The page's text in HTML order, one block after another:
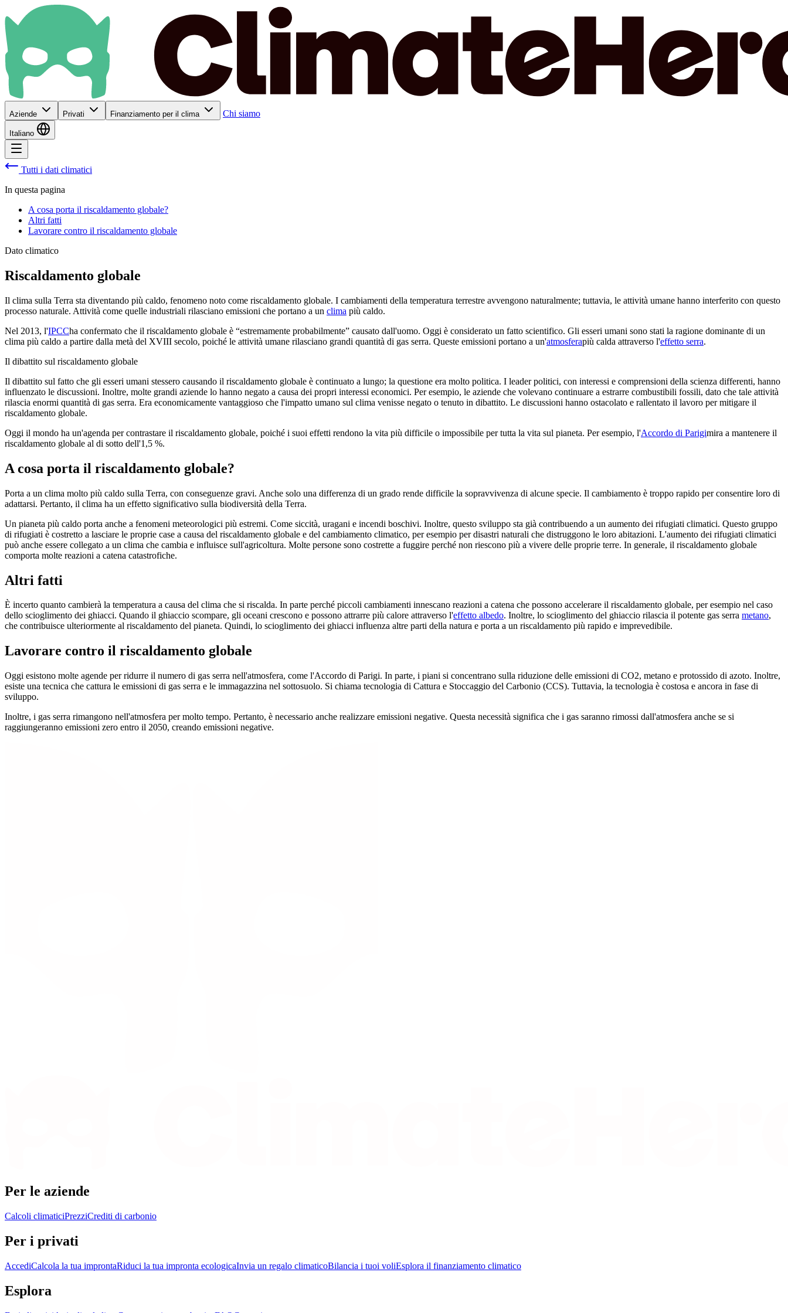
Aziende Privati Finanziamento per il clima Chi siamo
Italiano
Tutti i dati climatici
In questa pagina
A cosa porta il riscaldamento globale?
Altri fatti
Lavorare contro il riscaldamento globale
Dato climatico
Riscaldamento globale
Il clima sulla Terra sta diventando più caldo, fenomeno noto come riscaldamento globale. I cambiamenti della temperatura terrestre avvengono naturalmente; tuttavia, le attività umane hanno interferito con questo
processo naturale. Attività come quelle industriali rilasciano emissioni che portano a un clima più caldo.
Nel 2013, l'IPCCha confermato che il riscaldamento globale è “estremamente probabilmente” causato dall'uomo. Oggi è considerato un fatto scientifico. Gli esseri umani sono stati la ragione dominante di un
clima più caldo a partire dalla metà del XVIII secolo, poiché le attività umane rilasciano grandi quantità di gas serra. Queste emissioni portano a un'atmosferapiù calda attraverso l'effetto serra.
Il dibattito sul riscaldamento globale
Il dibattito sul fatto che gli esseri umani stessero causando il riscaldamento globale è continuato a lungo; la questione era molto politica. I leader politici, con interessi e comprensioni della scienza differenti, hanno
influenzato le discussioni. Inoltre, molte grandi aziende lo hanno negato a causa dei propri interessi economici. Per esempio, le aziende che volevano continuare a estrarre combustibili fossili, dato che tale attività
rilascia enormi quantità di gas serra. Era economicamente vantaggioso che l'impatto umano sul clima venisse negato o tenuto in dibattito. Le discussioni hanno ostacolato e rallentato il lavoro per mitigare il
riscaldamento globale.
Oggi il mondo ha un'agenda per contrastare il riscaldamento globale, poiché i suoi effetti rendono la vita più difficile o impossibile per tutta la vita sul pianeta. Per esempio, l'Accordo di Parigimira a mantenere il
riscaldamento globale al di sotto dell'1,5 %.
A cosa porta il riscaldamento globale?
Porta a un clima molto più caldo sulla Terra, con conseguenze gravi. Anche solo una differenza di un grado rende difficile la sopravvivenza di alcune specie. Il cambiamento è troppo rapido per consentire loro di
adattarsi. Pertanto, il clima ha un effetto significativo sulla biodiversità della Terra.
Un pianeta più caldo porta anche a fenomeni meteorologici più estremi. Come siccità, uragani e incendi boschivi. Inoltre, questo sviluppo sta già contribuendo a un aumento dei rifugiati climatici. Questo gruppo
di rifugiati è costretto a lasciare le proprie case a causa del riscaldamento globale e del cambiamento climatico, per esempio per disastri naturali che distruggono le loro abitazioni. L'aumento dei rifugiati climatici
può anche essere collegato a un clima che cambia e influisce sull'agricoltura. Molte persone sono costrette a fuggire perché non riescono più a vivere delle proprie terre. In generale, il riscaldamento globale
comporta molte reazioni a catena catastrofiche.
Altri fatti
È incerto quanto cambierà la temperatura a causa del clima che si riscalda. In parte perché piccoli cambiamenti innescano reazioni a catena che possono accelerare il riscaldamento globale, per esempio nel caso
dello scioglimento dei ghiacci. Quando il ghiaccio scompare, gli oceani crescono e possono attrarre più calore attraverso l'effetto albedo. Inoltre, lo scioglimento del ghiaccio rilascia il potente gas serra metano,
che contribuisce ulteriormente al riscaldamento del pianeta. Quindi, lo scioglimento dei ghiacci influenza altre parti della natura e porta a un riscaldamento più rapido e imprevedibile.
Lavorare contro il riscaldamento globale
Oggi esistono molte agende per ridurre il numero di gas serra nell'atmosfera, come l'Accordo di Parigi. In parte, i piani si concentrano sulla riduzione delle emissioni di CO2, metano e protossido di azoto. Inoltre,
esiste una tecnica che cattura le emissioni di gas serra e le immagazzina nel sottosuolo. Si chiama tecnologia di Cattura e Stoccaggio del Carbonio (CCS). Tuttavia, la tecnologia è costosa e ancora in fase di
sviluppo.
Inoltre, i gas serra rimangono nell'atmosfera per molto tempo. Pertanto, è necessario anche realizzare emissioni negative. Questa necessità significa che i gas saranno rimossi dall'atmosfera anche se si
raggiungeranno emissioni zero entro il 2050, creando emissioni negative.
Per le aziende
Calcoli climaticiPrezziCrediti di carbonio
Per i privati
AccediCalcola la tua improntaRiduci la tua impronta ecologicaInvia un regalo climaticoBilancia i tuoi voliEsplora il finanziamento climatico
Esplora